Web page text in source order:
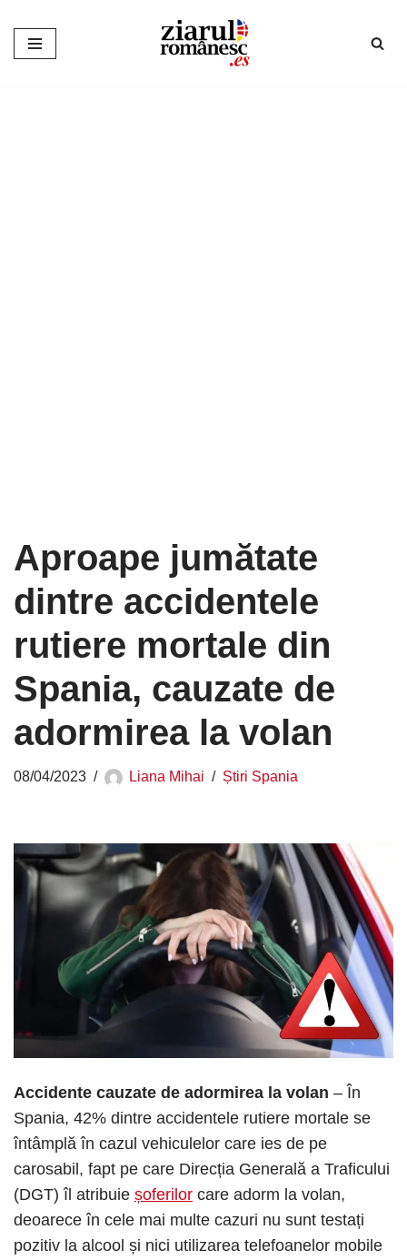
Sari
Aproape jumătate
dintre accidentele
rutiere mortale din
Spania, cauzate de
adormirea la volan
08/04/2023 Liana Mihai Știri Spania
Accidente cauzate de adormirea la volan – În
Spania, 42% dintre accidentele rutiere mortale se
întâmplă în cazul vehiculelor care ies de pe
carosabil, fapt pe care Direcția Generală a Traficului
(DGT) îl atribuie șoferilor care adorm la volan,
deoarece în cele mai multe cazuri nu sunt testați
pozitiv la alcool și nici utilizarea telefoanelor mobile